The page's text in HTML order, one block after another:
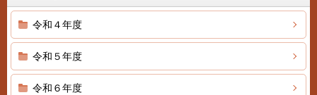
令和４年度
令和５年度
令和６年度